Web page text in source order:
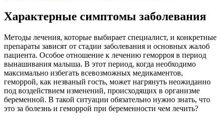
Характерные симптомы заболевания
Методы лечения, которые выбирает специалист, и конкретные
препараты зависят от стадии заболевания и основных жалоб
пациента. Особое отношение к лечению геморроя в период
вынашивания малыша. В этот период, когда необходимо
максимально избегать всевозможных медикаментов,
геморрой, как незваный гость, может нагрянуть неожиданно
под воздействием изменений, происходящих в организме
беременной. В такой ситуации обязательно нужно знать, что
это за болезнь и геморрой при беременности чем лечить?